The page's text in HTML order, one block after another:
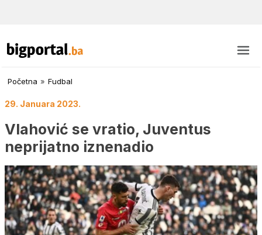
Početna » Fudbal
29. Januara 2023.
Vlahović se vratio, Juventus
neprijatno iznenadio